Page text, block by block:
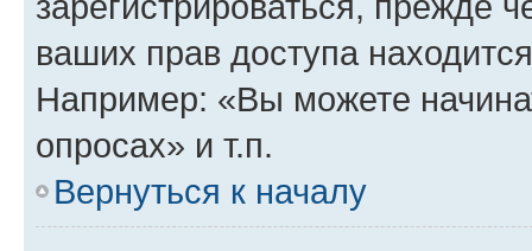
ваших прав доступа
Например: «Вы можете
опросах» и т.п.
Вернуться к началу